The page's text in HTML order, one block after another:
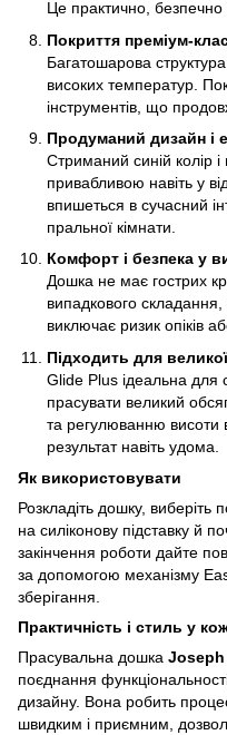
Це практично, безпечно
Покриття преміум-
Багатошарова
високих температур.
інструментів, що
Продуманий дизайн і
Стриманий синій колір і
привабливою навіть у
впишеться в сучасний
пральної кімнати.
Комфорт і безпека у
Дошка не має гострих
випадкового
виключає ризик опіків
Підходить для
Glide Plus ідеальна для
прасувати великий
та регулюванню висоти
результат навіть удома.
Як використовувати
Розкладіть дошку, виберіть
на силіконову підставку й
закінчення роботи дайте
за допомогою механізму
зберігання.
Практичність і стиль у
Прасувальна дошка Joseph
поєднання
дизайну. Вона робить
швидким і приємним,